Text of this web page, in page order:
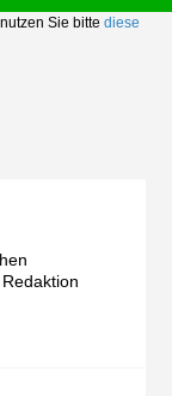
Sie bitte diese